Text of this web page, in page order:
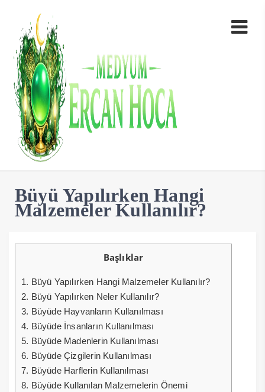
Büyü Yapılırken Hangi
Malzemeler Kullanılır?
Başlıklar
1. Büyü Yapılırken Hangi Malzemeler Kullanılır?
2. Büyü Yapılırken Neler Kullanılır?
3. Büyüde Hayvanların Kullanılması
4. Büyüde İnsanların Kullanılması
5. Büyüde Madenlerin Kullanılması
6. Büyüde Çizgilerin Kullanılması
7. Büyüde Harflerin Kullanılması
8. Büyüde Kullanılan Malzemelerin Önemi